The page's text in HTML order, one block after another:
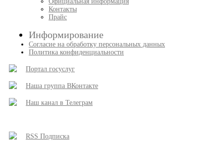
Контакты
Прайс
Информирование
Согласие на обработку персональных данных
Политика конфиденциальности
Портал госуслуг
Наша группа ВКонтакте
Наш канал в Телеграм
RSS Подписка